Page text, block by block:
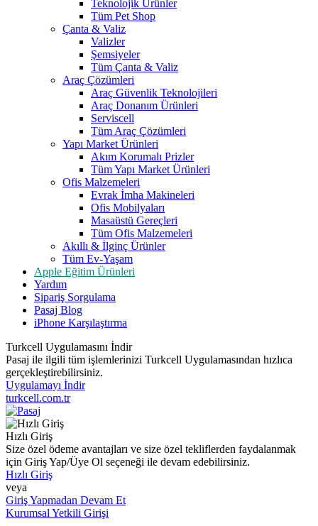
Teknolojik Ürünler
Tüm Pet Shop
Çanta & Valiz
Valizler
Şemsiyeler
Tüm Çanta & Valiz
Araç Çözümleri
Araç Güvenlik Teknolojileri
Araç Donanım Ürünleri
Serviscell
Tüm Araç Çözümleri
Yapı Market Ürünleri
Akım Korumalı Prizler
Tüm Yapı Market Ürünleri
Ofis Malzemeleri
Evrak İmha Makineleri
Ofis Mobilyaları
Masaüstü Gereçleri
Tüm Ofis Malzemeleri
Akıllı & İlginç Ürünler
Tüm Ev-Yaşam
Apple Eğitim Ürünleri
Yardım
Sipariş Sorgulama
Pasaj Blog
iPhone Karşılaştırma
Turkcell Uygulamasını İndir
Pasaj ile ilgili tüm işlemlerinizi Turkcell Uygulamasından hızlıca
gerçekleştirebilirsiniz.
Uygulamayı İndir
turkcell.com.tr
Hızlı Giriş
Size özel ödeme avantajları ve size özel tekliflerden faydalanmak
için Giriş Yap/Üye Ol seçeneği ile devam edebilirsiniz.
Hızlı Giriş
veya
Giriş Yapmadan Devam Et
Kurumsal Yetkili Girişi